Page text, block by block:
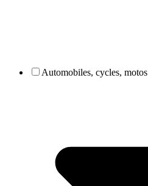
Automobiles, cycles, motos